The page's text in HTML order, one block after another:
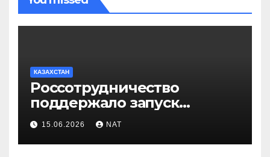
КАЗАХСТАН
Россотрудничество
поддержало запуск
инклюзивного таксопарка в
Западно-Казахстанской
области
15.06.2026 NAT